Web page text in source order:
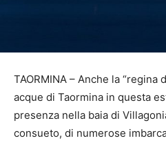
TAORMINA – Anche la “regina
acque di Taormina in questa
presenza nella baia di
consueto, di numerose